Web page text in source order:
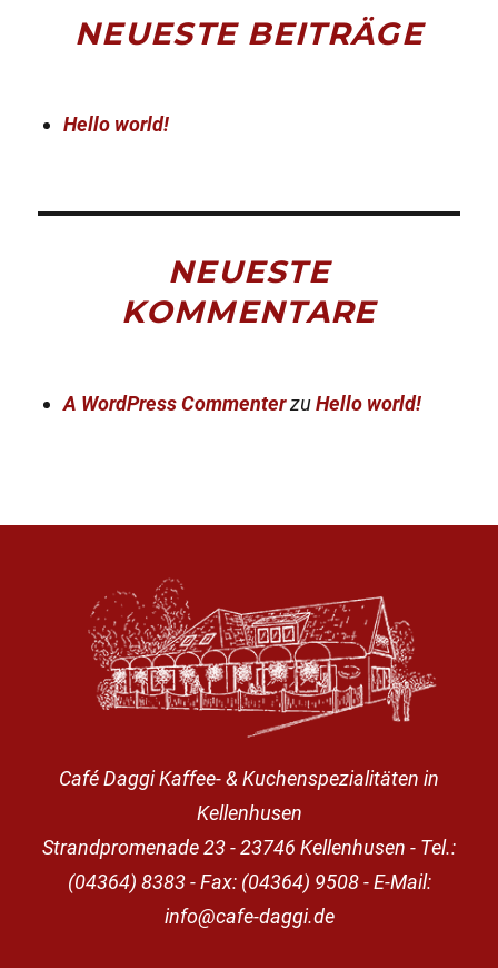
NEUESTE BEITRÄGE
Hello world!
NEUESTE
KOMMENTARE
A WordPress CommenterzuHello world!
Café Daggi Kaffee- & Kuchenspezialitäten in
Kellenhusen
Strandpromenade 23 - 23746 Kellenhusen - Tel.:
(04364) 8383 - Fax: (04364) 9508 - E-Mail:
info@cafe-daggi.de